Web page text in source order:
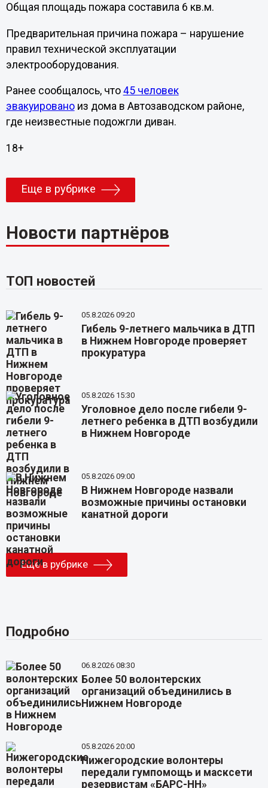
Общая площадь пожара составила 6 кв.м.
Предварительная причина пожара – нарушение
правил технической эксплуатации
электрооборудования.
Ранее сообщалось, что 45 человек
эвакуированоиз дома в Автозаводском районе,
где неизвестные подожгли диван.
18+
Еще в рубрике
Новости партнёров
ТОП новостей
05.8.2026 09:20
Гибель 9-летнего мальчика в ДТП
в Нижнем Новгороде проверяет
прокуратура
05.8.2026 15:30
Уголовное дело после гибели 9-
летнего ребенка в ДТП возбудили
в Нижнем Новгороде
05.8.2026 09:00
В Нижнем Новгороде назвали
возможные причины остановки
канатной дороги
Еще в рубрике
Подробно
06.8.2026 08:30
Более 50 волонтерских
организаций объединились в
Нижнем Новгороде
05.8.2026 20:00
Нижегородские волонтеры
передали гумпомощь и масксети
резервистам «БАРС-НН»